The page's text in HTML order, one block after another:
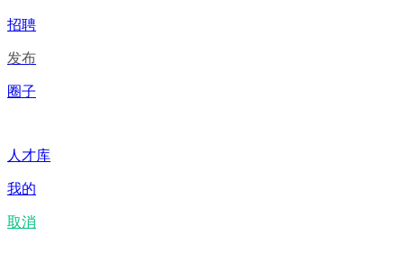
招聘
发布
圈子
人才库
我的
取消